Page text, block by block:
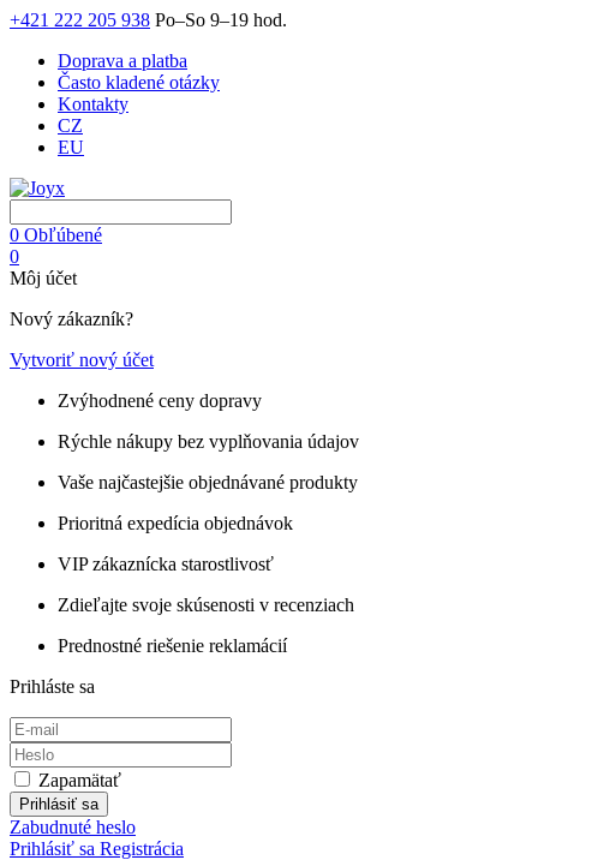
+421 222 205 938 Po–So 9–19 hod.
Doprava a platba
Často kladené otázky
Kontakty
CZ
EU
0 Obľúbené
0
Môj účet
Nový zákazník?
Vytvoriť nový účet
Zvýhodnené ceny dopravy
Rýchle nákupy bez vyplňovania údajov
Vaše najčastejšie objednávané produkty
Prioritná expedícia objednávok
VIP zákaznícka starostlivosť
Zdieľajte svoje skúsenosti v recenziach
Prednostné riešenie reklamácií
Prihláste sa
Zapamätať
Prihlásiť sa
Zabudnuté heslo
Prihlásiť sa Registrácia